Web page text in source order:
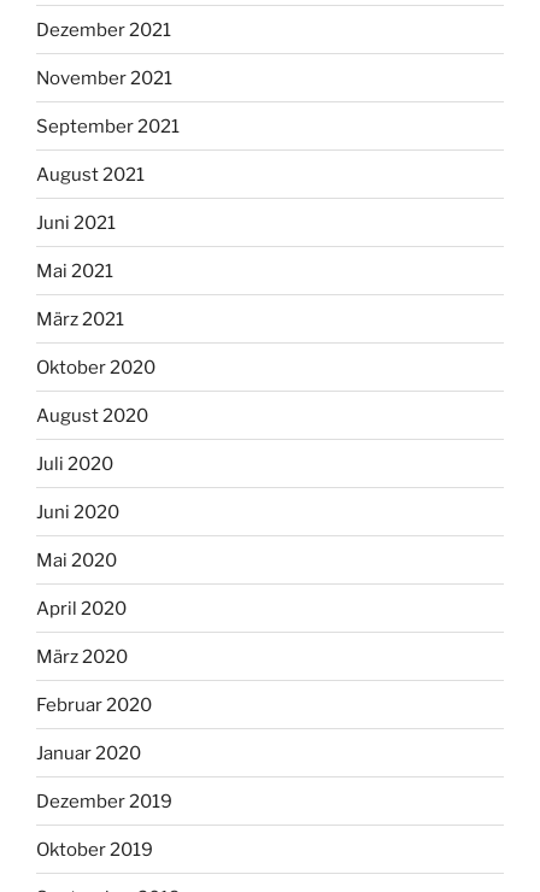
Dezember 2021
November 2021
September 2021
August 2021
Juni 2021
Mai 2021
März 2021
Oktober 2020
August 2020
Juli 2020
Juni 2020
Mai 2020
April 2020
März 2020
Februar 2020
Januar 2020
Dezember 2019
Oktober 2019